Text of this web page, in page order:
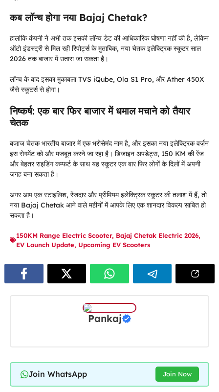
कब लॉन्च होगा नया Bajaj Chetak?
हालांकि कंपनी ने अभी तक इसकी लॉन्च डेट की आधिकारिक घोषणा नहीं की है, लेकिन
ऑटो इंडस्ट्री से मिल रही रिपोर्ट्स के मुताबिक, नया चेतक इलेक्ट्रिक स्कूटर साल
2026 तक बाजार में उतारा जा सकता है।
लॉन्च के बाद इसका मुकाबला TVS iQube, Ola S1 Pro, और Ather 450X
जैसे स्कूटर्स से होगा।
निष्कर्ष: एक बार फिर बाजार में धमाल मचाने को तैयार
चेतक
बजाज चेतक भारतीय बाजार में एक भरोसेमंद नाम है, और इसका नया इलेक्ट्रिक वर्ज़न
इस सेगमेंट को और मजबूत करने जा रहा है। डिजाइन अपडेट्स, 150 KM की रेंज
और बेहतर राइडिंग कम्फर्ट के साथ यह स्कूटर एक बार फिर लोगों के दिलों में अपनी
जगह बना सकता है।
अगर आप एक स्टाइलिश, रेंजदार और प्रीमियम इलेक्ट्रिक स्कूटर की तलाश में हैं, तो
नया Bajaj Chetak आने वाले महीनों में आपके लिए एक शानदार विकल्प साबित हो
सकता है।
150KM Range Electric Scooter, Bajaj Chetak Electric 2026,
EV Launch Update, Upcoming EV Scooters
Pankaj
Join WhatsApp Join Now